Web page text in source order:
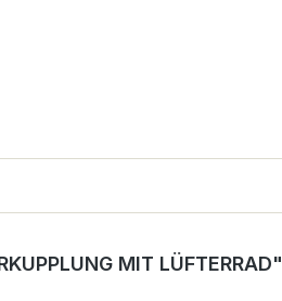
MIT LÜFTERRAD"